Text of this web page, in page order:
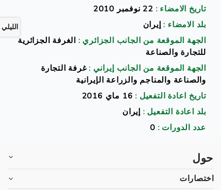
تاريخ الامضاء :
بلد الامضاء : إيران
الجهة الموقعة من الجانب الجزائري : الغرفة الجزائرية
للتجارة والصناعة
الجهة الموقعة من الجانب إيراني :غرفة التجارة
والصناعة والمناجم والزراعة الإيرانية
تاريخ اعادة التفعيل :16 ماي 2016
بلد اعادة التفعيل : إيران
عدد الدورات : 0
حول
اختصارات
الليلي